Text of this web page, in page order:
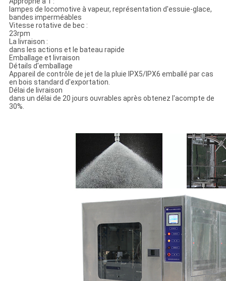
lampes de locomotive à vapeur, représentation d'essuie-glace,
bandes imperméables
Vitesse rotative de bec :
23rpm
La livraison :
dans les actions et le bateau rapide
Emballage et livraison
Détails d'emballage
Appareil de contrôle de jet de la pluie IPX5/IPX6 emballé par cas
en bois standard d'exportation.
Délai de livraison
dans un délai de 20 jours ouvrables après obtenez l'acompte de
30%.